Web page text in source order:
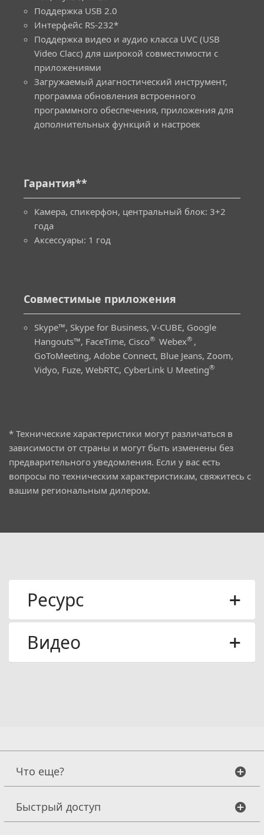
Поддержка USB 2.0
Интерфейс RS-232*
Поддержка видео и аудио класса UVC (USB
Video Clacc) для широкой совместимости с
приложениями
Загружаемый диагностический инструмент,
программа обновления встроенного
программного обеспечения, приложения для
дополнительных функций и настроек
Гарантия**
Камера, спикерфон, центральный блок: 3+2
года
Аксессуары: 1 год
Совместимые приложения
Skype™, Skype for Business, V-CUBE, Google
Hangouts™, FaceTime, Cisco® Webex® ,
GoToMeeting, Adobe Connect, Blue Jeans, Zoom,
Vidyo, Fuze, WebRTC, CyberLink U Meeting®
* Технические характеристики могут различаться в
зависимости от страны и могут быть изменены без
предварительного уведомления. Если у вас есть
вопросы по техническим характеристикам, свяжитесь с
вашим региональным дилером.
Ресурс
Видео
Что еще?
Быстрый доступ